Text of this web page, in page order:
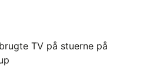
TV på stuerne på